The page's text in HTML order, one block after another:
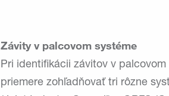
Závity v palcovom systéme
Pri identifikácii závitov v
priemere zohľadňovať tri rôzne